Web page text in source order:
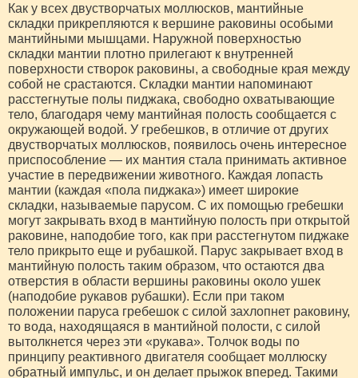
Как у всех двустворчатых моллюсков, мантийные
складки прикрепляются к вершине раковины особыми
мантийными мышцами. Наружной поверхностью
складки мантии плотно прилегают к внутренней
поверхности створок раковины, а свободные края между
собой не срастаются. Складки мантии напоминают
расстегнутые полы пиджака, свободно охватывающие
тело, благодаря чему мантийная полость сообщается с
окружающей водой. У гребешков, в отличие от других
двустворчатых моллюсков, появилось очень интересное
приспособление — их мантия стала принимать активное
участие в передвижении животного. Каждая лопасть
мантии (каждая «пола пиджака») имеет широкие
складки, называемые парусом. С их помощью гребешки
могут закрывать вход в мантийную полость при открытой
раковине, наподобие того, как при расстегнутом пиджаке
тело прикрыто еще и рубашкой. Парус закрывает вход в
мантийную полость таким образом, что остаются два
отверстия в области вершины раковины около ушек
(наподобие рукавов рубашки). Если при таком
положении паруса гребешок с силой захлопнет раковину,
то вода, находящаяся в мантийной полости, с силой
вытолкнется через эти «рукава». Толчок воды по
принципу реактивного двигателя сообщает моллюску
обратный импульс, и он делает прыжок вперед. Такими